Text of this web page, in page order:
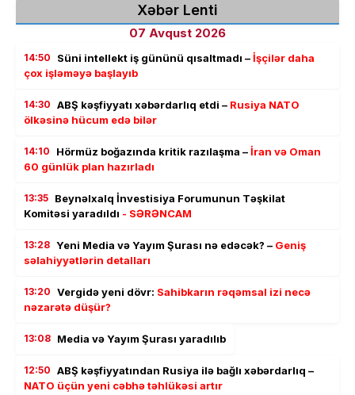
Xəbər Lenti
07 Avqust 2026
14:50 Süni intellekt iş gününü qısaltmadı –İşçilər daha
çox işləməyə başlayıb
14:30 ABŞ kəşfiyyatı xəbərdarlıq etdi – Rusiya NATO
ölkəsinə hücum edə bilər
14:10 Hörmüz boğazında kritik razılaşma –İran və Oman
60 günlük plan hazırladı
13:35 Beynəlxalq İnvestisiya Forumunun Təşkilat
Komitəsi yaradıldı - SƏRƏNCAM
13:28 Yeni Media və Yayım Şurası nə edəcək? – Geniş
səlahiyyətlərin detalları
13:20 Vergidə yeni dövr: Sahibkarın rəqəmsal izi necə
nəzarətə düşür?
13:08 Media və Yayım Şurası yaradılıb
12:50 ABŞ kəşfiyyatından Rusiya ilə bağlı xəbərdarlıq –
NATO üçün yeni cəbhə təhlükəsi artır